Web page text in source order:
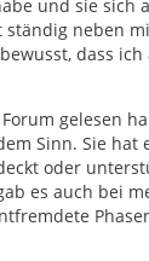
und sie sich
ständig neben
dass
gelesen
Sinn. Sie hat
oder
es auch bei